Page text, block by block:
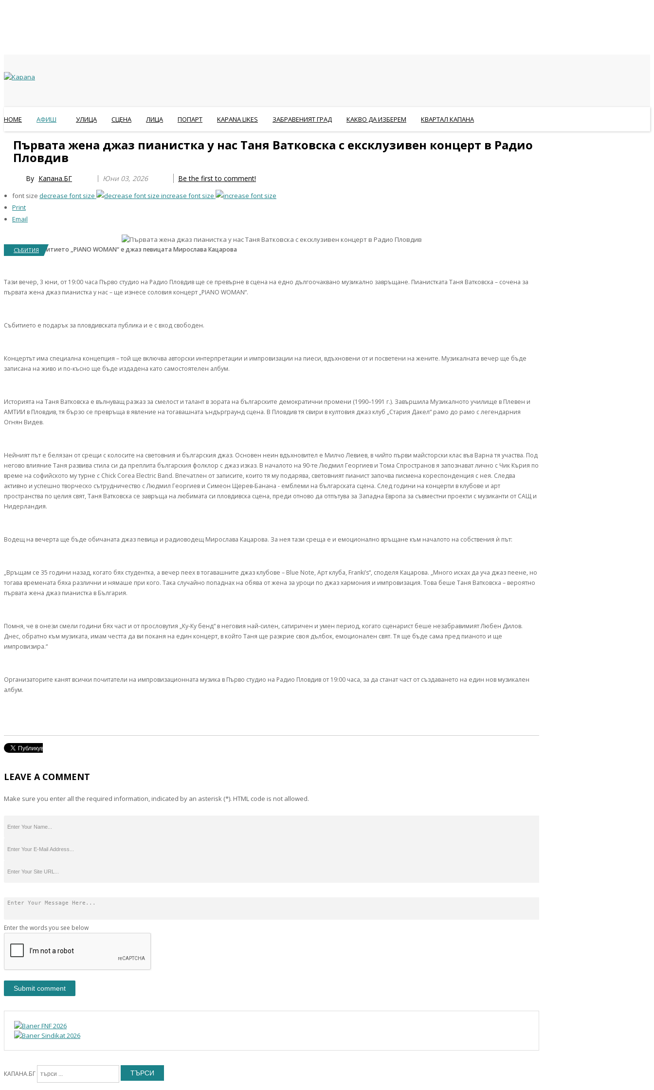
HOME АФИШ УЛИЦА СЦЕНА ЛИЦА ПОПАРТ KAPANA LIKES ЗАБРАВЕНИЯТ ГРАД КАКВО ДА ИЗБЕРЕМ КВАРТАЛ КАПАНА
Първата жена джаз пианистка у нас Таня Ватковска с ексклузивен концерт в Радио
Пловдив
By Капана.БГ Юни 03, 2026 Be the first to comment!
font size decrease font size
increase font size
Print
Email
СЪБИТИЯ
Водещ на събитието „PIANO WOMAN“ е джаз певицата Мирослава Кацарова
Тази вечер, 3 юни, от 19:00 часа Първо студио на Радио Пловдив ще се превърне в сцена на едно дългоочаквано музикално завръщане. Пианистката Таня Ватковска – сочена за
първата жена джаз пианистка у нас – ще изнесе соловия концерт „PIANO WOMAN“.
Събитието е подарък за пловдивската публика и е с вход свободен.
Концертът има специална концепция – той ще включва авторски интерпретации и импровизации на пиеси, вдъхновени от и посветени на жените. Музикалната вечер ще бъде
записана на живо и по-късно ще бъде издадена като самостоятелен албум.
Историята на Таня Ватковска е вълнуващ разказ за смелост и талант в зората на българските демократични промени (1990–1991 г.). Завършила Музикалното училище в Плевен и
АМТИИ в Пловдив, тя бързо се превръща в явление на тогавашната ъндърграунд сцена. В Пловдив тя свири в култовия джаз клуб „Стария Дакел“ рамо до рамо с легендарния
Огнян Видев.
Нейният път е белязан от срещи с колосите на световния и българския джаз. Основен неин вдъхновител е Милчо Левиев, в чийто първи майсторски клас във Варна тя участва. Под
негово влияние Таня развива стила си да преплита българския фолклор с джаз изказ. В началото на 90-те Людмил Георгиев и Тома Спространов я запознават лично с Чик Кърия по
време на софийското му турне с Chick Corea Electric Band. Впечатлен от записите, които тя му подарява, световният пианист започва писмена кореспонденция с нея. Следва
активно и успешно творческо сътрудничество с Людмил Георгиев и Симеон Щерев-Банана - емблеми на българската сцена. След години на концерти в клубове и арт
пространства по целия свят, Таня Ватковска се завръща на любимата си пловдивска сцена, преди отново да отпътува за Западна Европа за съвместни проекти с музиканти от САЩ и
Нидерландия.
Водещ на вечерта ще бъде обичаната джаз певица и радиоводещ Мирослава Кацарова. За нея тази среща е и емоционално връщане към началото на собствения ѝ път:
„Връщам се 35 години назад, когато бях студентка, а вечер пеех в тогавашните джаз клубове – Blue Note, Арт клуба, Franki’s“, споделя Кацарова. „Много исках да уча джаз пеене, но
тогава времената бяха различни и нямаше при кого. Така случайно попаднах на обява от жена за уроци по джаз хармония и импровизация. Това беше Таня Ватковска – вероятно
първата жена джаз пианистка в България.
Помня, че в онези смели години бях част и от прословутия „Ку-Ку бенд“ в неговия най-силен, сатиричен и умен период, когато сценарист беше незабравимият Любен Дилов.
Днес, обратно към музиката, имам честта да ви поканя на един концерт, в който Таня ще разкрие своя дълбок, емоционален свят. Тя ще бъде сама пред пианото и ще
импровизира.“
Организаторите канят всички почитатели на импровизационната музика в Първо студио на Радио Пловдив от 19:00 часа, за да станат част от създаването на един нов музикален
албум.
LEAVE A COMMENT
Make sure you enter all the required information, indicated by an asterisk (*). HTML code is not allowed.
Enter the words you see below
КАПАНА.БГ ТЪРСИ
Year
Month
Year
Month